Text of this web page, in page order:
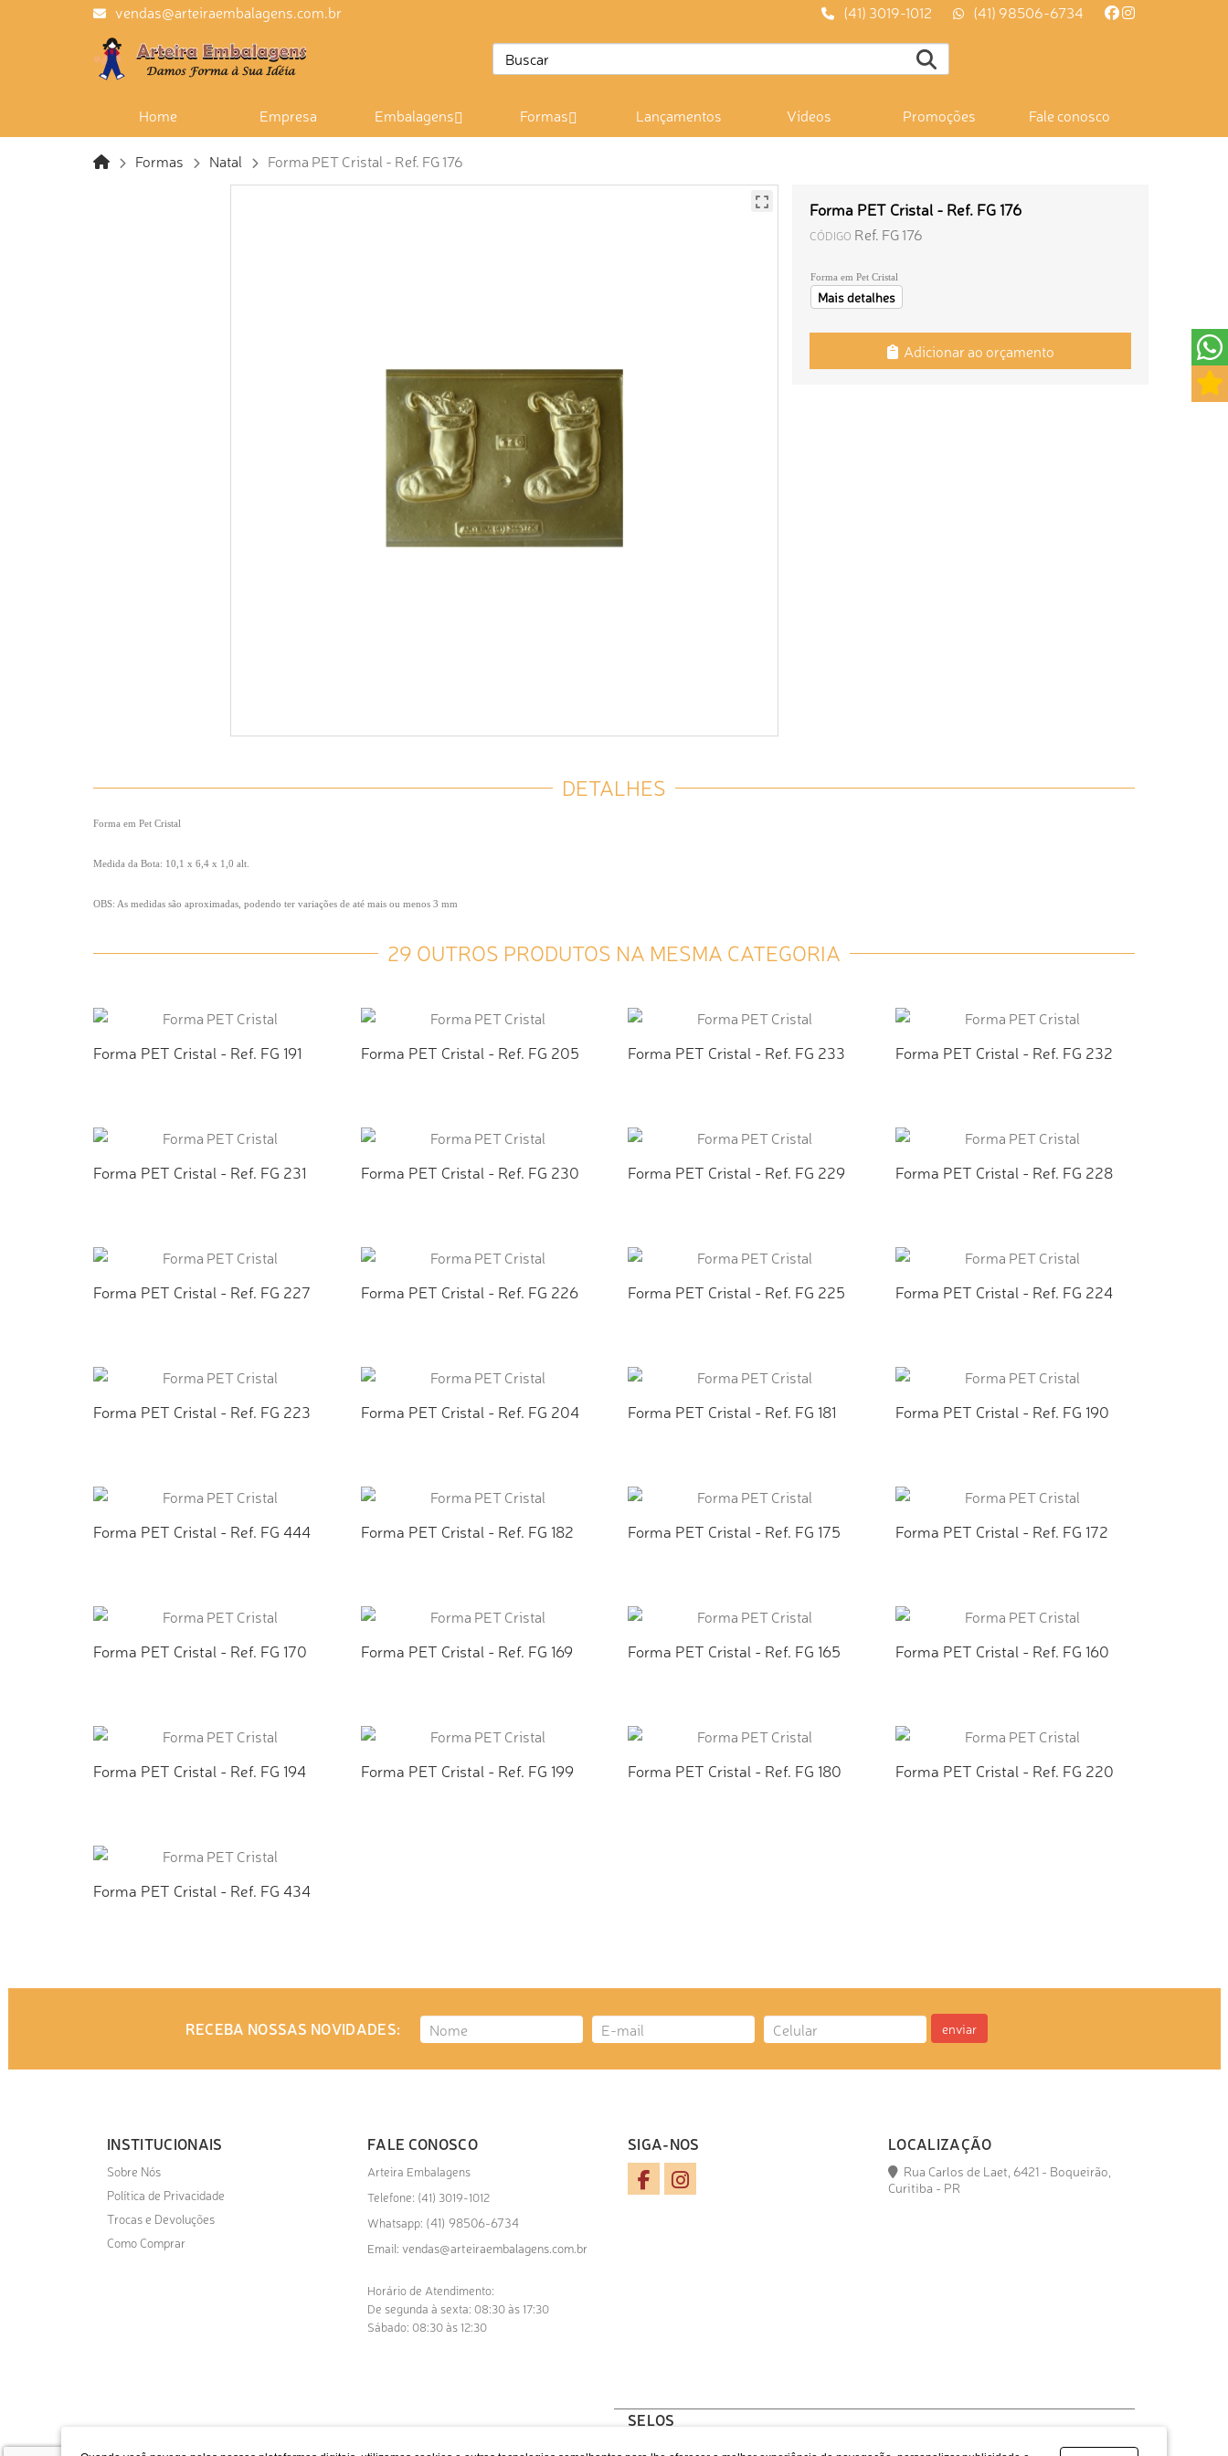
vendas@arteiraembalagens.com.br (41) 3019-1012 (41) 98506-6734
Home Empresa Embalagens Formas Lançamentos Vídeos Promoções Fale conosco
Formas Natal Forma PET Cristal - Ref. FG 176
Forma PET Cristal - Ref. FG 176
CÓDIGO Ref. FG 176
Forma em Pet Cristal
Mais detalhes
Adicionar ao orçamento
DETALHES
Forma em Pet Cristal
Medida da Bota: 10,1 x 6,4 x 1,0 alt.
OBS: As medidas são aproximadas, podendo ter variações de até mais ou menos 3 mm
29 OUTROS PRODUTOS NA MESMA CATEGORIA
Forma PET Cristal - Ref. FG 191 Forma PET Cristal - Ref. FG 205 Forma PET Cristal - Ref. FG 233 Forma PET Cristal - Ref. FG 232
Forma PET Cristal - Ref. FG 231 Forma PET Cristal - Ref. FG 230 Forma PET Cristal - Ref. FG 229 Forma PET Cristal - Ref. FG 228
Forma PET Cristal - Ref. FG 227 Forma PET Cristal - Ref. FG 226 Forma PET Cristal - Ref. FG 225 Forma PET Cristal - Ref. FG 224
Forma PET Cristal - Ref. FG 223 Forma PET Cristal - Ref. FG 204 Forma PET Cristal - Ref. FG 181 Forma PET Cristal - Ref. FG 190
Forma PET Cristal - Ref. FG 444 Forma PET Cristal - Ref. FG 182 Forma PET Cristal - Ref. FG 175 Forma PET Cristal - Ref. FG 172
Forma PET Cristal - Ref. FG 170 Forma PET Cristal - Ref. FG 169 Forma PET Cristal - Ref. FG 165 Forma PET Cristal - Ref. FG 160
Forma PET Cristal - Ref. FG 194 Forma PET Cristal - Ref. FG 199 Forma PET Cristal - Ref. FG 180 Forma PET Cristal - Ref. FG 220
Forma PET Cristal - Ref. FG 434
RECEBA NOSSAS NOVIDADES: enviar
INSTITUCIONAIS
Sobre Nós
Política de Privacidade
Trocas e Devoluções
Como Comprar
FALE CONOSCO
Arteira Embalagens
Telefone: (41) 3019-1012
Whatsapp: (41) 98506-6734
Email: vendas@arteiraembalagens.com.br
Horário de Atendimento:
De segunda à sexta: 08:30 às 17:30
Sábado: 08:30 às 12:30
SIGA-NOS LOCALIZAÇÃO
Rua Carlos de Laet, 6421 - Boqueirão,
Curitiba - PR
SELOS